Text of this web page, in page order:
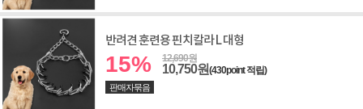
반려견 훈련용 핀치칼라 L 대형
15% 12,690원
10,750원(430point 적립)
판매자묶음